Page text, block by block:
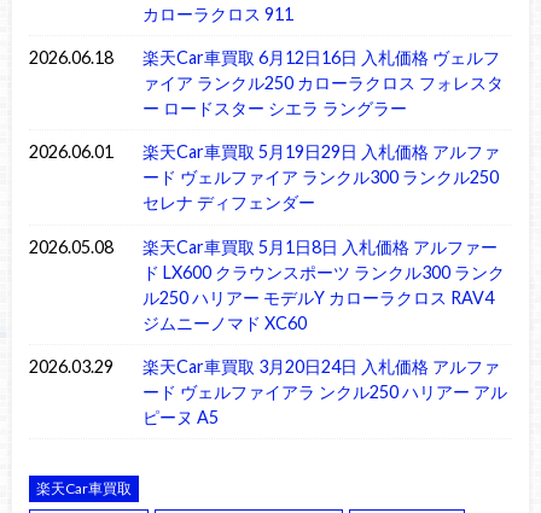
カローラクロス 911
2026.06.18
楽天Car車買取 6月12日16日 入札価格 ヴェルフ
ァイア ランクル250 カローラクロス フォレスタ
ー ロードスター シエラ ラングラー
2026.06.01
楽天Car車買取 5月19日29日 入札価格 アルファ
ード ヴェルファイア ランクル300 ランクル250
セレナ ディフェンダー
2026.05.08
楽天Car車買取 5月1日8日 入札価格 アルファー
ド LX600 クラウンスポーツ ランクル300 ランク
ル250 ハリアー モデルY カローラクロス RAV4
ジムニーノマド XC60
2026.03.29
楽天Car車買取 3月20日24日 入札価格 アルファ
ード ヴェルファイアラ ンクル250 ハリアー アル
ピーヌ A5
楽天Car車買取